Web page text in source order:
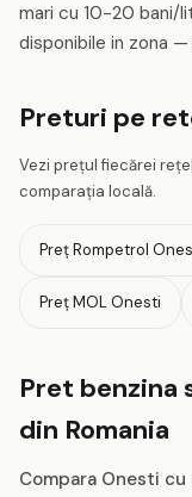
mari cu 10-20 bani/
disponibile in zona
Preturi pe
Vezi prețul fiecărei
comparația locală.
Preț Rompetrol
Preț MOL Onesti
Pret benzina
din Romania
Compara Onesti